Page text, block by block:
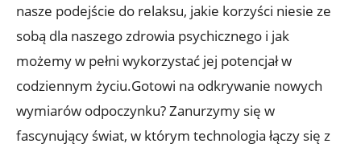
nasze podejście do relaksu, jakie korzyści niesie ze
sobą dla naszego zdrowia psychicznego i jak
możemy w pełni wykorzystać jej potencjał w
codziennym życiu.Gotowi na odkrywanie nowych
wymiarów odpoczynku? Zanurzymy się w
fascynujący świat, w którym technologia łączy się z